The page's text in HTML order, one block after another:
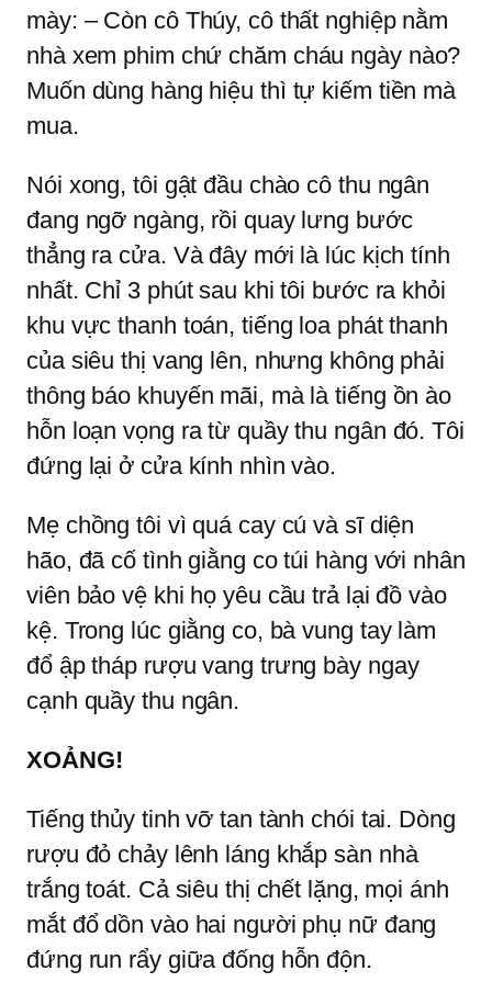
mày: – Còn cô Thúy, cô thất nghiệp nằm
nhà xem phim chứ chăm cháu ngày nào?
Muốn dùng hàng hiệu thì tự kiếm tiền mà
mua.
Nói xong, tôi gật đầu chào cô thu ngân
đang ngỡ ngàng, rồi quay lưng bước
thẳng ra cửa. Và đây mới là lúc kịch tính
nhất. Chỉ 3 phút sau khi tôi bước ra khỏi
khu vực thanh toán, tiếng loa phát thanh
của siêu thị vang lên, nhưng không phải
thông báo khuyến mãi, mà là tiếng ồn ào
hỗn loạn vọng ra từ quầy thu ngân đó. Tôi
đứng lại ở cửa kính nhìn vào.
Mẹ chồng tôi vì quá cay cú và sĩ diện
hão, đã cố tình giằng co túi hàng với nhân
viên bảo vệ khi họ yêu cầu trả lại đồ vào
kệ. Trong lúc giằng co, bà vung tay làm
đổ ập tháp rượu vang trưng bày ngay
cạnh quầy thu ngân.
XOẢNG!
Tiếng thủy tinh vỡ tan tành chói tai. Dòng
rượu đỏ chảy lênh láng khắp sàn nhà
trắng toát. Cả siêu thị chết lặng, mọi ánh
mắt đổ dồn vào hai người phụ nữ đang
đứng run rẩy giữa đống hỗn độn.